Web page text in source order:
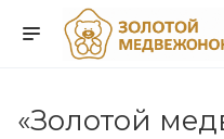
«Золотой